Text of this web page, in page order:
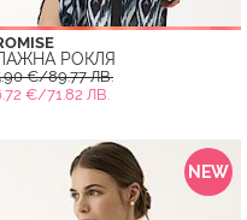
РОКЛЯ
€/89.77 ЛВ.
€/71.82 ЛВ.
NEW